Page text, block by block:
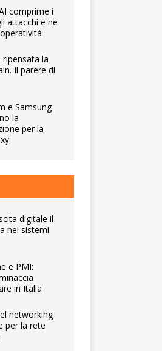
comprime i
attacchi e ne
ripensata la
Il parere di
e Samsung
la
per la
digitale il
nei sistemi
e PMI:
in Italia
networking
per la rete